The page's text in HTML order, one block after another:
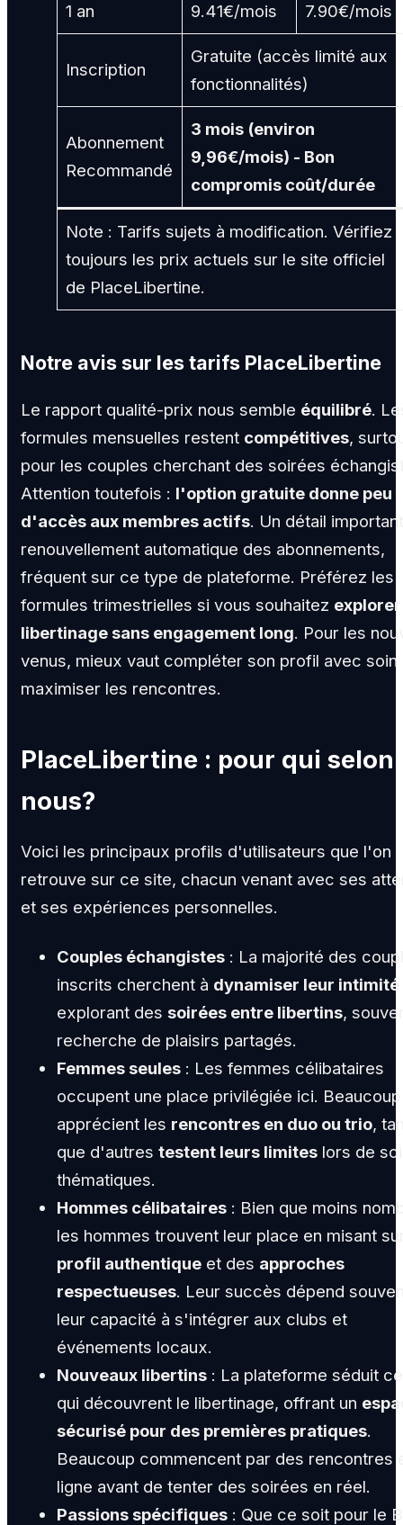
1 an 9.41€/mois 7.90€/mois
Inscription
Gratuite (accès limité aux
fonctionnalités)
Abonnement
Recommandé
3 mois (environ
9,96€/mois) - Bon
compromis coût/durée
Note : Tarifs sujets à modification. Vérifiez
toujours les prix actuels sur le site officiel
de PlaceLibertine.
Notre avis sur les tarifs PlaceLibertine
Le rapport qualité-prix nous semble équilibré.
formules mensuelles restent compétitives,
pour les couples cherchant des soirées
Attention toutefois : l'option gratuite donne peu
d'accès aux membres actifs. Un détail
renouvellement automatique des abonnements,
fréquent sur ce type de plateforme. Préférez les
formules trimestrielles si vous souhaitez
libertinage sans engagement long. Pour les
venus, mieux vaut compléter son profil avec soin
maximiser les rencontres.
PlaceLibertine : pour qui selon
nous?
Voici les principaux profils d'utilisateurs que l'on
retrouve sur ce site, chacun venant avec ses
et ses expériences personnelles.
Couples échangistes : La majorité des
inscrits cherchent à dynamiser leur intimité
explorant des soirées entre libertins,
recherche de plaisirs partagés.
Femmes seules : Les femmes célibataires
occupent une place privilégiée ici. Beaucoup
apprécient les rencontres en duo ou trio,
que d'autres testent leurs limites lors de
thématiques.
Hommes célibataires : Bien que moins
les hommes trouvent leur place en misant
profil authentique et des approches
respectueuses. Leur succès dépend
leur capacité à s'intégrer aux clubs et
événements locaux.
Nouveaux libertins : La plateforme séduit
qui découvrent le libertinage, offrant un
sécurisé pour des premières pratiques.
Beaucoup commencent par des rencontres
ligne avant de tenter des soirées en réel.
Passions spécifiques : Que ce soit pour le